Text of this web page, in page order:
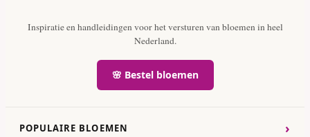
Inspiratie en handleidingen voor het versturen van bloemen in heel
Nederland.
🌸 Bestel bloemen
POPULAIRE BLOEMEN ›